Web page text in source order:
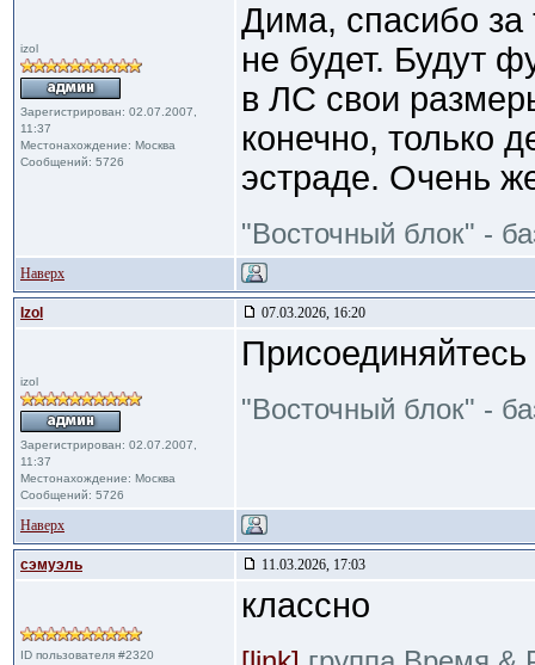
izol
Зарегистрирован: 02.07.2007,
11:37
Местонахождение: Москва
Сообщений: 5726
Дима, спасибо
не будет. Будут
в ЛС свои
конечно, только
эстраде. Очень
"Восточный блок" -
Наверх
Izol 07.03.2026, 16:20
izol
Зарегистрирован: 02.07.2007,
11:37
Местонахождение: Москва
Сообщений: 5726
"Восточный блок" -
Наверх
сэмуэль 11.03.2026, 17:03
ID пользователя #2320
классно